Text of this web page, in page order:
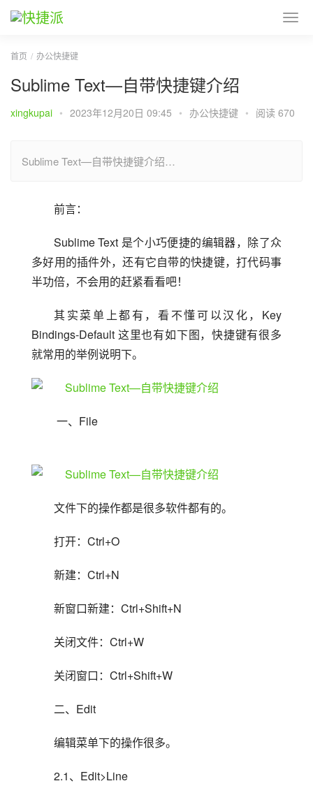
首页 办公快捷键
Sublime Text—自带快捷键介绍
xingkupai • 2023年12月20日 09:45 • 办公快捷键 • 阅读 670
Sublime Text—自带快捷键介绍…
前言：
Sublime Text 是个小巧便捷的编辑器，除了众
多好用的插件外，还有它自带的快捷键，打代码事
半功倍，不会用的赶紧看看吧！
其实菜单上都有，看不懂可以汉化，Key
Bindings-Default 这里也有如下图，快捷键有很多
就常用的举例说明下。
一、File
文件下的操作都是很多软件都有的。
打开：Ctrl+O
新建：Ctrl+N
新窗口新建：Ctrl+Shift+N
关闭文件：Ctrl+W
关闭窗口：Ctrl+Shift+W
二、Edit
编辑菜单下的操作很多。
2.1、Edit>Line